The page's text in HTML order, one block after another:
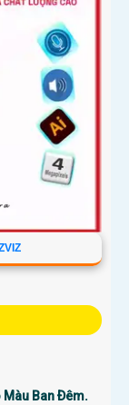
Ban Ðêm.